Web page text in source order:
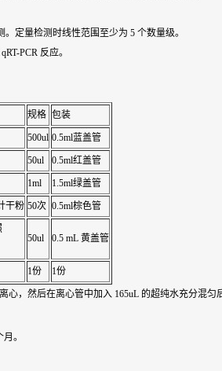
定量检测时线性范围至少为 5 个数量级。
PCR 反应。
规格 包装
500ul 0.5ml蓝盖管
50ul 0.5ml红盖管
1ml 1.5ml绿盖管
干粉 50次 0.5ml棕色管
50ul 0.5 mL 黄盖管
1份 1份
心，然后在离心管中加入 165uL 的超纯水充分混匀
。